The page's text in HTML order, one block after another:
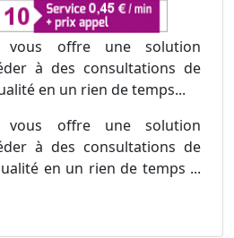
vous offre une solution
à des consultations de
en un rien de temps...
vous offre une solution
à des consultations de
en un rien de temps ...